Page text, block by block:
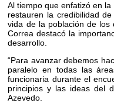
Al tiempo que enfatizó en
restauren la credibilidad
vida de la población de los
Correa destacó la
desarrollo.
“Para avanzar debemos
paralelo en todas las
funcionaria durante el
principios y las ideas del
Azevedo.